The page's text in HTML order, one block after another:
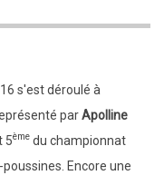
s'est déroulé à
parApolline
5ème du championnat
Encore une